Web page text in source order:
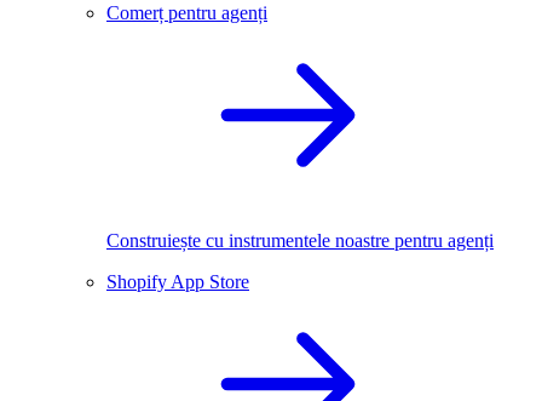
Comerț pentru agenți
Construiește cu instrumentele noastre pentru agenți
Shopify App Store